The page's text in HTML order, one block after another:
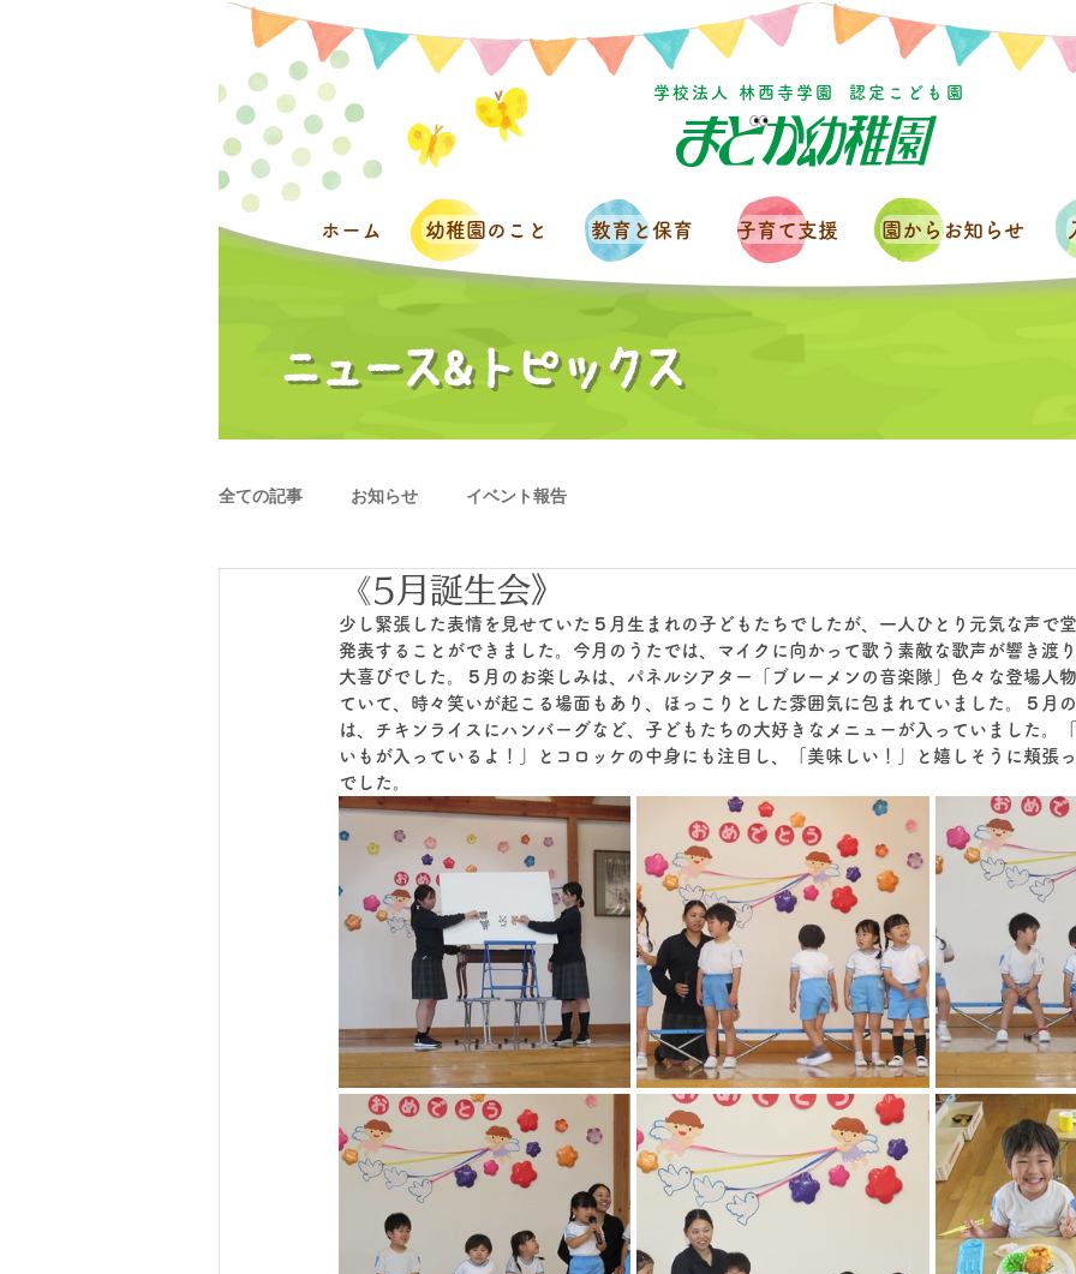
学校法人 林西寺学園 認定こども園
ホーム 幼稚園のこと 教育と保育 子育て支援 園からお知らせ
全ての記事 お知らせ イベント報告
《5月誕生会》
少し緊張した表情を見せていた５月生まれの子どもたちでしたが、一人ひとり元気な声で
発表することができました。今月のうたでは、マイクに向かって歌う素敵な歌声が響き渡
大喜びでした。５月のお楽しみは、パネルシアター「ブレーメンの音楽隊」色々な登場人
ていて、時々笑いが起こる場面もあり、ほっこりとした雰囲気に包まれていました。５月
は、チキンライスにハンバーグなど、子どもたちの大好きなメニューが入っていました。
いもが入っているよ！」とコロッケの中身にも注目し、「美味しい！」と嬉しそうに頬張
でした。